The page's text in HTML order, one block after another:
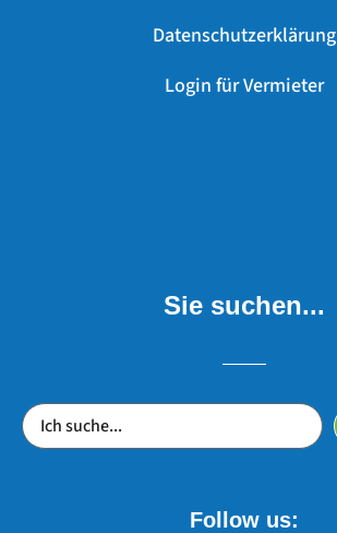
Datenschutzerklärung
Login für Vermieter
Sie suchen...
Follow us: